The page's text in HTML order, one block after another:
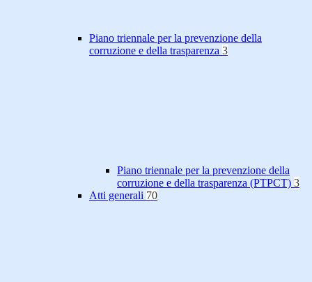
Piano triennale per la prevenzione della
corruzione e della trasparenza 3
Piano triennale per la prevenzione della
corruzione e della trasparenza (PTPCT) 3
Atti generali 70